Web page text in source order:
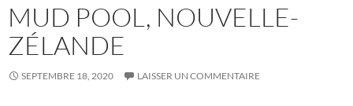
MUD POOL, NOUVELLE-
ZÉLANDE
SEPTEMBRE 18, 2020 LAISSER UN COMMENTAIRE